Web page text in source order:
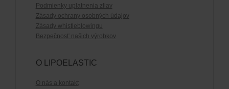
Podmienky uplatnenia zliav
Zásady ochrany osobných údajov
Zásady whistleblowingu
Bezpečnosť našich výrobkov
O LIPOELASTIC
O nás a kontakt